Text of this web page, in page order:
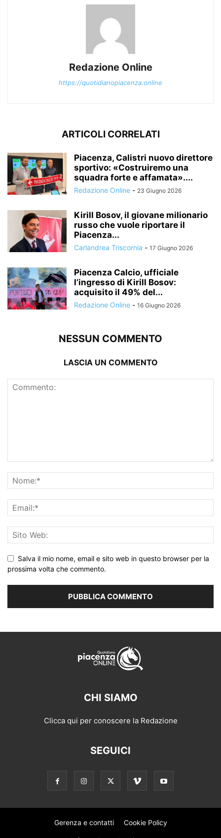
Redazione Online
https://quotidianopiacenza.online
ARTICOLI CORRELATI
Piacenza, Calistri nuovo direttore
sportivo: «Costruiremo una
squadra forte e affamata»....
Redazione Online - 23 Giugno 2026
Kirill Bosov, il giovane milionario
russo che vuole riportare il
Piacenza...
Carlandrea Triscornia - 17 Giugno 2026
Piacenza Calcio, ufficiale
l’ingresso di Kirill Bosov:
acquisito il 49% del...
Redazione Online - 16 Giugno 2026
NESSUN COMMENTO
LASCIA UN COMMENTO
Salva il mio nome, email e sito web in questo browser per la
prossima volta che commento.
CHI SIAMO
Clicca qui per conoscere la Redazione
SEGUICI
Gerenza e contatti Cookie Policy